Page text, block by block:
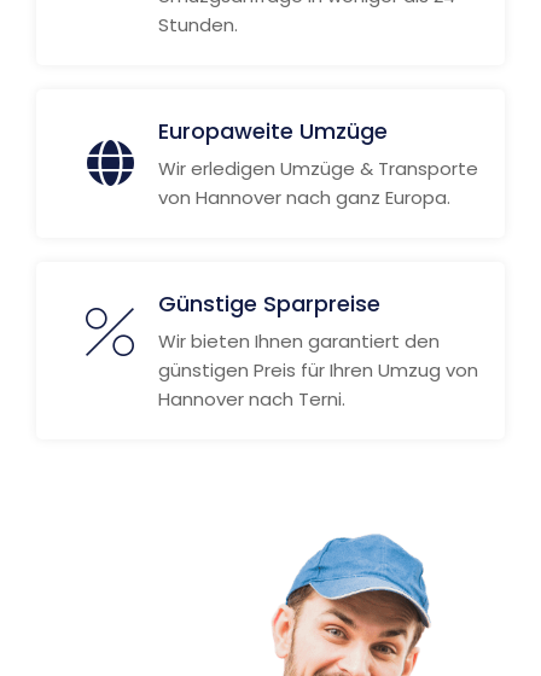
Stunden.
Europaweite Umzüge
Wir erledigen Umzüge & Transporte
von Hannover nach ganz Europa.
Günstige Sparpreise
Wir bieten Ihnen garantiert den
günstigen Preis für Ihren Umzug von
Hannover nach Terni.